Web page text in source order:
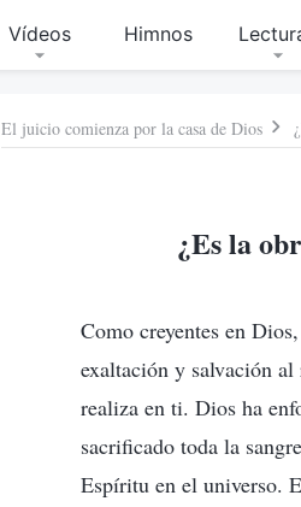
Vídeos Himnos
El juicio comienza por la casa de Dios
¿Es la
Como creyentes en
exaltación y salvación
realiza en ti. Dios ha
sacrificado toda la
Espíritu en el universo.